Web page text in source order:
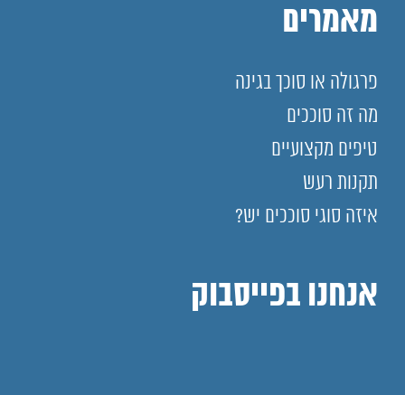
מאמרים
פרגולה או סוכך בגינה
מה זה סוככים
טיפים מקצועיים
תקנות רעש
איזה סוגי סוככים יש?
אנחנו בפייסבוק